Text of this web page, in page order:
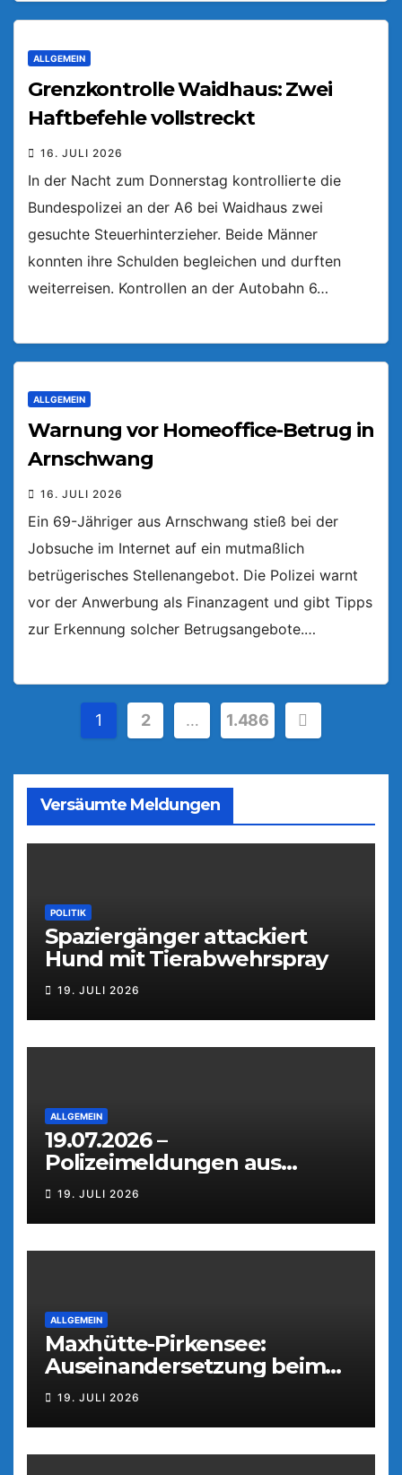
ALLGEMEIN
Grenzkontrolle Waidhaus: Zwei
Haftbefehle vollstreckt
16. JULI 2026
In der Nacht zum Donnerstag kontrollierte die
Bundespolizei an der A6 bei Waidhaus zwei
gesuchte Steuerhinterzieher. Beide Männer
konnten ihre Schulden begleichen und durften
weiterreisen. Kontrollen an der Autobahn 6…
ALLGEMEIN
Warnung vor Homeoffice-Betrug in
Arnschwang
16. JULI 2026
Ein 69-Jähriger aus Arnschwang stieß bei der
Jobsuche im Internet auf ein mutmaßlich
betrügerisches Stellenangebot. Die Polizei warnt
vor der Anwerbung als Finanzagent und gibt Tipps
zur Erkennung solcher Betrugsangebote.…
Seitennummerierung
Beiträge
1 2 … 1.486
Versäumte Meldungen
POLITIK
Spaziergänger attackiert
Hund mit Tierabwehrspray
19. JULI 2026
ALLGEMEIN
19.07.2026 –
Polizeimeldungen aus
Weiden
19. JULI 2026
ALLGEMEIN
Maxhütte-Pirkensee:
Auseinandersetzung beim
Parkfest
19. JULI 2026